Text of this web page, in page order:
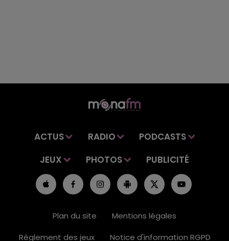
ACTUS RADIO
PODCASTS
JEUX
PHOTOS PUBLICITÉ
Plan du site
Mentions légales
Règlement des jeux
Notice d'information RGPD